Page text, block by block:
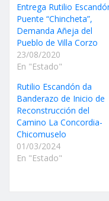
Entrega Rutilio
Puente “Chincheta”,
Demanda Añeja del
Pueblo de Villa Corzo
23/08/2020
En "Estado"
Rutilio Escandón da
Banderazo de Inicio de
Reconstrucción del
Camino La Concordia-
Chicomuselo
01/03/2024
En "Estado"